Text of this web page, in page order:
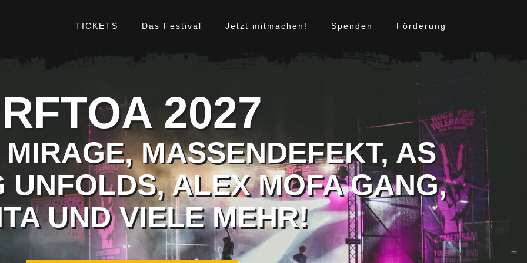
TICKETS Das Festival Jetzt mitmachen! Spenden Förderung
RFTOA 2027
MASSENDEFEKT, AS
UNFOLDS, ALEX MOFA GANG,
UND VIELE MEHR!